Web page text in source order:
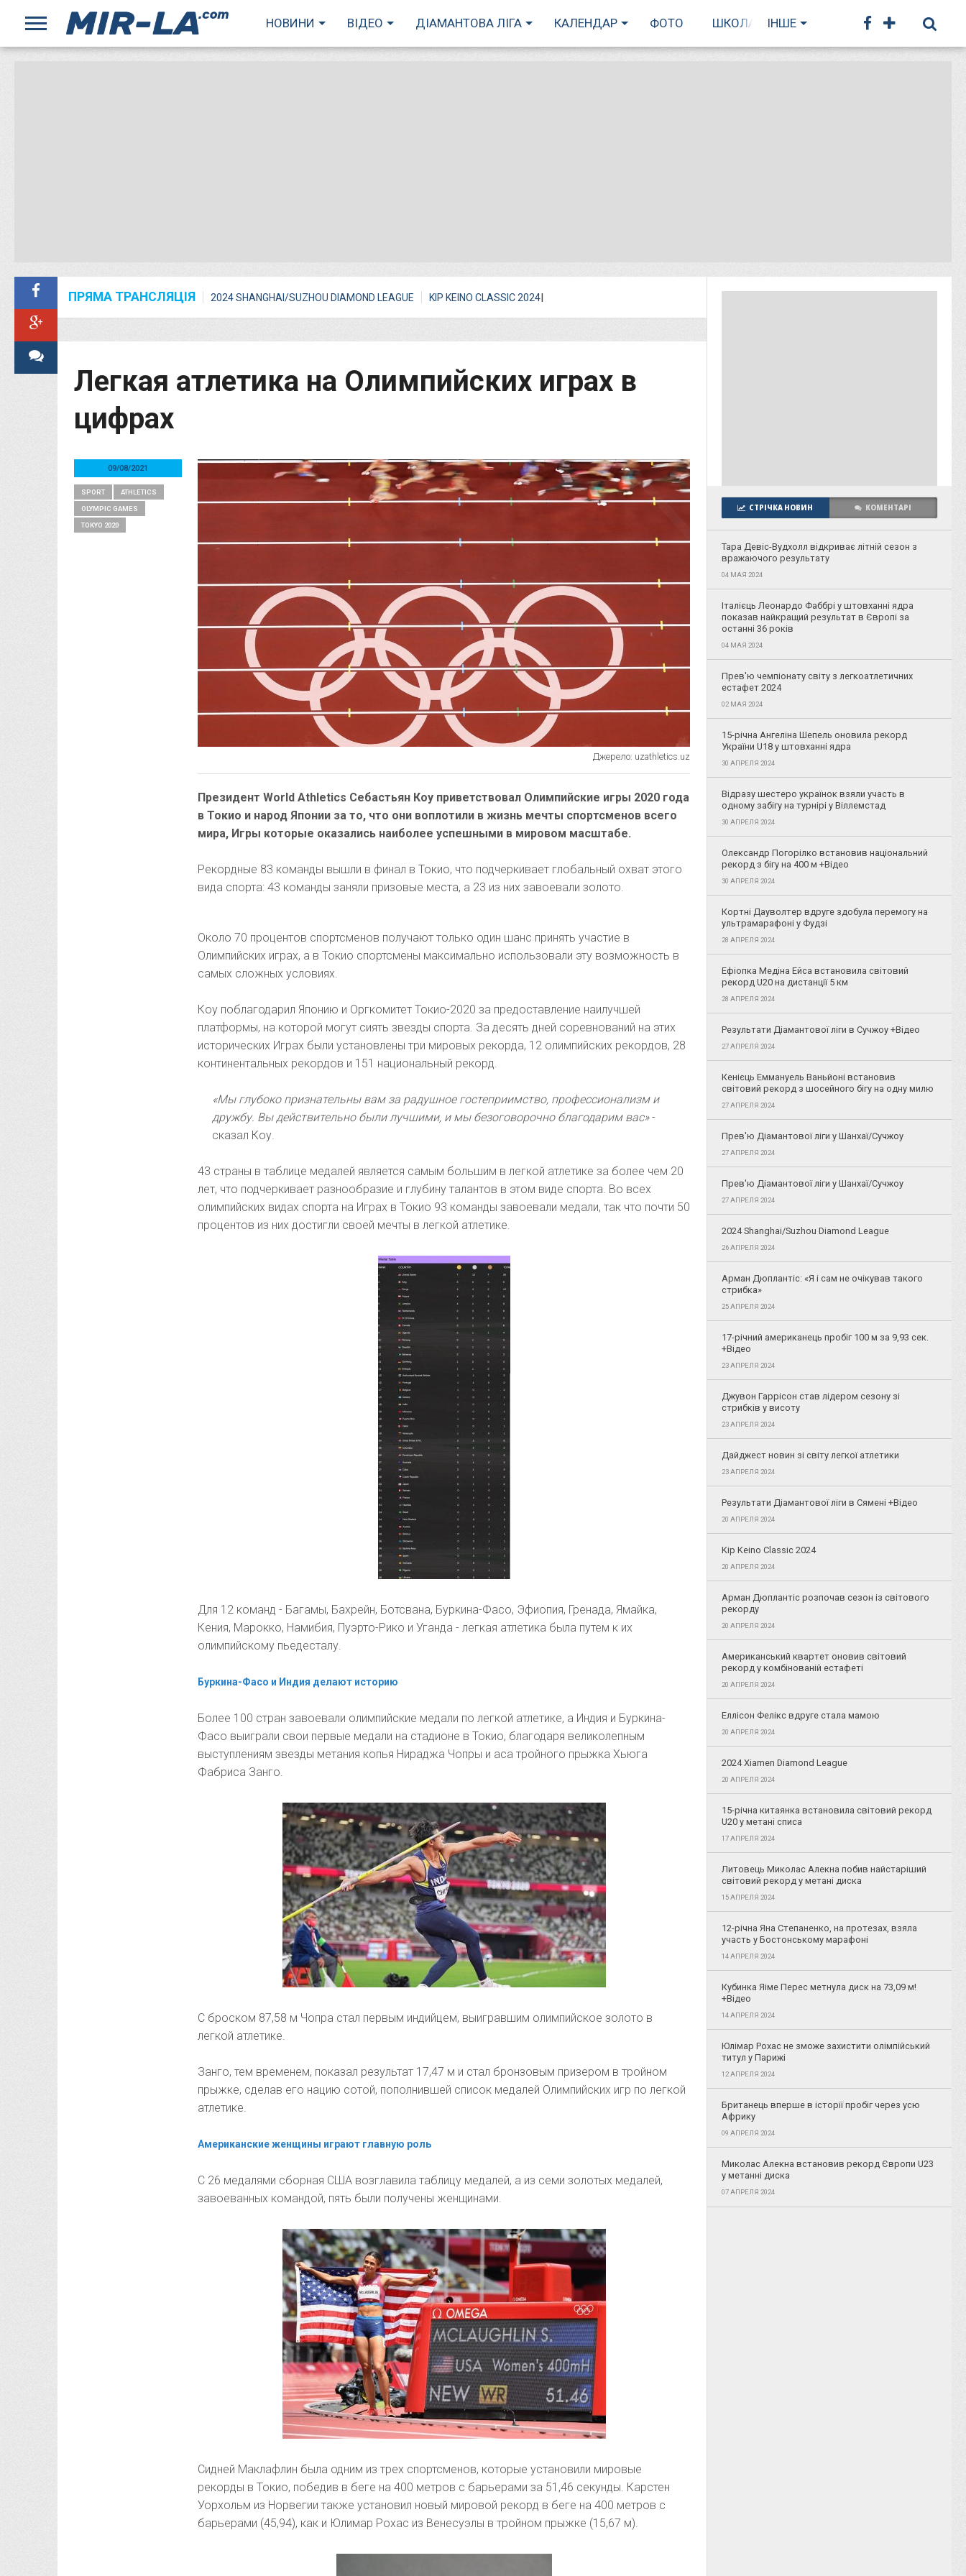
НОВИНИ ВІДЕО ДІАМАНТОВА ЛІГА КАЛЕНДАР ФОТО ШКОЛА БІГУ
ІНШЕ
ПРЯМА ТРАНСЛЯЦІЯ 2024 SHANGHAI/SUZHOU DIAMOND LEAGUE I
KIP KEINO CLASSIC 2024
Легкая атлетика на Олимпийских играх в
цифрах
Джерело: uzathletics.uz
Президент World Athletics Себастьян Коу приветствовал Олимпийские игры 2020 года
в Токио и народ Японии за то, что они воплотили в жизнь мечты спортсменов всего
мира, Игры которые оказались наиболее успешными в мировом масштабе.
Рекордные 83 команды вышли в финал в Токио, что подчеркивает глобальный охват этого
вида спорта: 43 команды заняли призовые места, а 23 из них завоевали золото.
Около 70 процентов спортсменов получают только один шанс принять участие в
Олимпийских играх, а в Токио спортсмены максимально использовали эту возможность в
самых сложных условиях.
Коу поблагодарил Японию и Оргкомитет Токио-2020 за предоставление наилучшей
платформы, на которой могут сиять звезды спорта. За десять дней соревнований на этих
исторических Играх были установлены три мировых рекорда, 12 олимпийских рекордов, 28
континентальных рекордов и 151 национальный рекорд.
«Мы глубоко признательны вам за радушное гостеприимство, профессионализм и
дружбу. Вы действительно были лучшими, и мы безоговорочно благодарим вас»-
сказал Коу.
43 страны в таблице медалей является самым большим в легкой атлетике за более чем 20
лет, что подчеркивает разнообразие и глубину талантов в этом виде спорта. Во всех
олимпийских видах спорта на Играх в Токио 93 команды завоевали медали, так что почти 50
процентов из них достигли своей мечты в легкой атлетике.
Для 12 команд - Багамы, Бахрейн, Ботсвана, Буркина-Фасо, Эфиопия, Гренада, Ямайка,
Кения, Марокко, Намибия, Пуэрто-Рико и Уганда - легкая атлетика была путем к их
олимпийскому пьедесталу.
Буркина-Фасо и Индия делают историю
Более 100 стран завоевали олимпийские медали по легкой атлетике, а Индия и Буркина-
Фасо выиграли свои первые медали на стадионе в Токио, благодаря великолепным
выступлениям звезды метания копья Нираджа Чопры и аса тройного прыжка Хьюга
Фабриса Занго.
С броском 87,58 м Чопра стал первым индийцем, выигравшим олимпийское золото в
легкой атлетике.
Занго, тем временем, показал результат 17,47 м и стал бронзовым призером в тройном
прыжке, сделав его нацию сотой, пополнившей список медалей Олимпийских игр по легкой
атлетике.
Американские женщины играют главную роль
С 26 медалями сборная США возглавила таблицу медалей, а из семи золотых медалей,
завоеванных командой, пять были получены женщинами.
Сидней Маклафлин была одним из трех спортсменов, которые установили мировые
рекорды в Токио, победив в беге на 400 метров с барьерами за 51,46 секунды. Карстен
Уорхольм из Норвегии также установил новый мировой рекорд в беге на 400 метров с
барьерами (45,94), как и Юлимар Рохас из Венесуэлы в тройном прыжке (15,67 м).
09/08/2021
SPORT ATHLETICS
OLYMPIC GAMES
TOKYO 2020
СТРІЧКА НОВИН КОМЕНТАРІ
Тара Девіс-Вудхолл відкриває літній сезон з
вражаючого результату
04 МАЯ 2024
Італієць Леонардо Фаббрі у штовханні ядра
показав найкращий результат в Європі за
останні 36 років
04 МАЯ 2024
Прев'ю чемпіонату світу з легкоатлетичних
естафет 2024
02 МАЯ 2024
15-річна Ангеліна Шепель оновила рекорд
України U18 у штовханні ядра
30 АПРЕЛЯ 2024
Відразу шестеро українок взяли участь в
одному забігу на турнірі у Віллемстад
30 АПРЕЛЯ 2024
Олександр Погорілко встановив національний
рекорд з бігу на 400 м +Відео
30 АПРЕЛЯ 2024
Кортні Дауволтер вдруге здобула перемогу на
ультрамарафоні у Фудзі
28 АПРЕЛЯ 2024
Ефіопка Медіна Ейса встановила світовий
рекорд U20 на дистанції 5 км
28 АПРЕЛЯ 2024
Результати Діамантової ліги в Сучжоу +Відео
27 АПРЕЛЯ 2024
Кенієць Еммануель Ваньйоні встановив
світовий рекорд з шосейного бігу на одну милю
27 АПРЕЛЯ 2024
Прев'ю Діамантової ліги у Шанхаї/Сучжоу
27 АПРЕЛЯ 2024
Прев'ю Діамантової ліги у Шанхаї/Сучжоу
27 АПРЕЛЯ 2024
2024 Shanghai/Suzhou Diamond League
26 АПРЕЛЯ 2024
Арман Дюплантіс: «Я і сам не очікував такого
стрибка»
25 АПРЕЛЯ 2024
17-річний американець пробіг 100 м за 9,93 сек.
+Відео
23 АПРЕЛЯ 2024
Джувон Гаррісон став лідером сезону зі
стрибків у висоту
23 АПРЕЛЯ 2024
Дайджест новин зі світу легкої атлетики
23 АПРЕЛЯ 2024
Результати Діамантової ліги в Сямені +Відео
20 АПРЕЛЯ 2024
Kip Keino Classic 2024
20 АПРЕЛЯ 2024
Арман Дюплантіс розпочав сезон із світового
рекорду
20 АПРЕЛЯ 2024
Американський квартет оновив світовий
рекорд у комбінованій естафеті
20 АПРЕЛЯ 2024
Еллісон Фелікс вдруге стала мамою
20 АПРЕЛЯ 2024
2024 Xiamen Diamond League
20 АПРЕЛЯ 2024
15-річна китаянка встановила світовий рекорд
U20 у метані списа
17 АПРЕЛЯ 2024
Литовець Миколас Алекна побив найстаріший
світовий рекорд у метані диска
15 АПРЕЛЯ 2024
12-річна Яна Степаненко, на протезах, взяла
участь у Бостонському марафоні
14 АПРЕЛЯ 2024
Кубинка Яіме Перес метнула диск на 73,09 м!
+Відео
14 АПРЕЛЯ 2024
Юлімар Рохас не зможе захистити олімпійський
титул у Парижі
12 АПРЕЛЯ 2024
Британець вперше в історії пробіг через усю
Африку
09 АПРЕЛЯ 2024
Миколас Алекна встановив рекорд Європи U23
у метанні диска
07 АПРЕЛЯ 2024